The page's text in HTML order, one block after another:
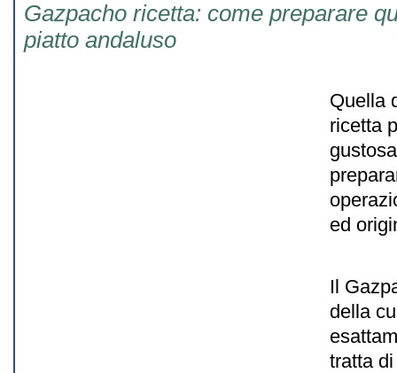
Gazpacho ricetta: come preparare
piatto andaluso
Quella
ricetta
ed
Il
della
tratta